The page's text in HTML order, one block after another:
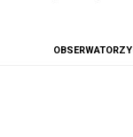
OBSERWATORZY